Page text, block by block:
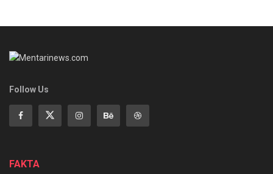
Follow Us
FAKTA